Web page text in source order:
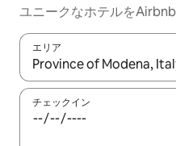
ユニークなホ⁠テ⁠ル⁠を
エリア
検索結果が表示されたら、
チェックイン